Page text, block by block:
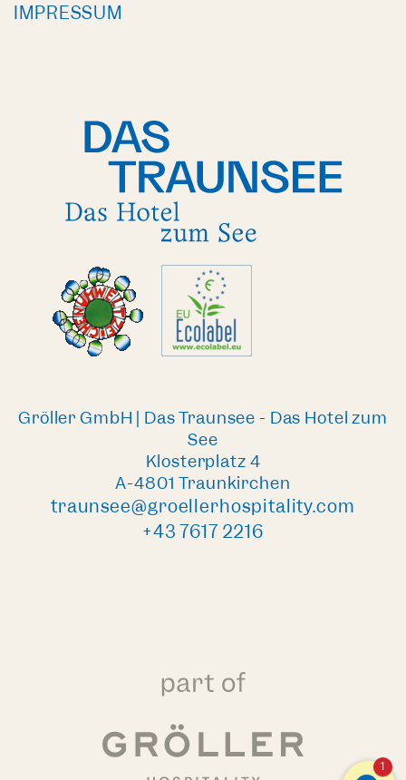
IMPRESSUM
Gröller GmbH | Das Traunsee - Das Hotel zum
See
Klosterplatz 4
A-4801 Traunkirchen
traunsee@groellerhospitality.com
+43 7617 2216
1